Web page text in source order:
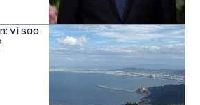
vì sao